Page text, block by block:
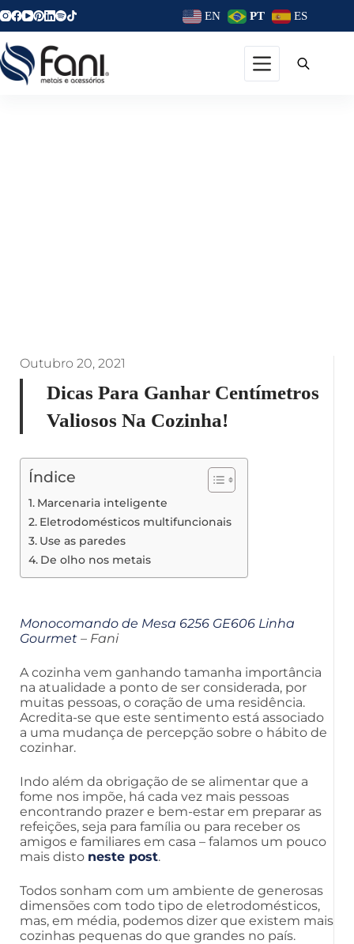
EN PT ES
Outubro 20, 2021
Dicas Para Ganhar Centímetros
Valiosos Na Cozinha!
Índice
Marcenaria inteligente
Eletrodomésticos multifuncionais
Use as paredes
De olho nos metais
Monocomando de Mesa 6256 GE606 Linha
Gourmet – Fani
A cozinha vem ganhando tamanha importância
na atualidade a ponto de ser considerada, por
muitas pessoas, o coração de uma residência.
Acredita-se que este sentimento está associado
a uma mudança de percepção sobre o hábito de
cozinhar.
Indo além da obrigação de se alimentar que a
fome nos impõe, há cada vez mais pessoas
encontrando prazer e bem-estar em preparar as
refeições, seja para família ou para receber os
amigos e familiares em casa – falamos um pouco
mais disto neste post.
Todos sonham com um ambiente de generosas
dimensões com todo tipo de eletrodomésticos,
mas, em média, podemos dizer que existem mais
cozinhas pequenas do que grandes no país.